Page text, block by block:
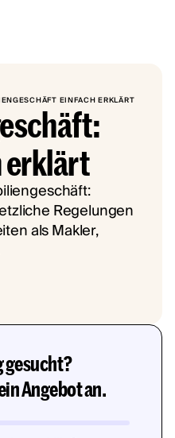
EINFACH ERKLÄRT
erklärt
gesucht?
Angebot an.